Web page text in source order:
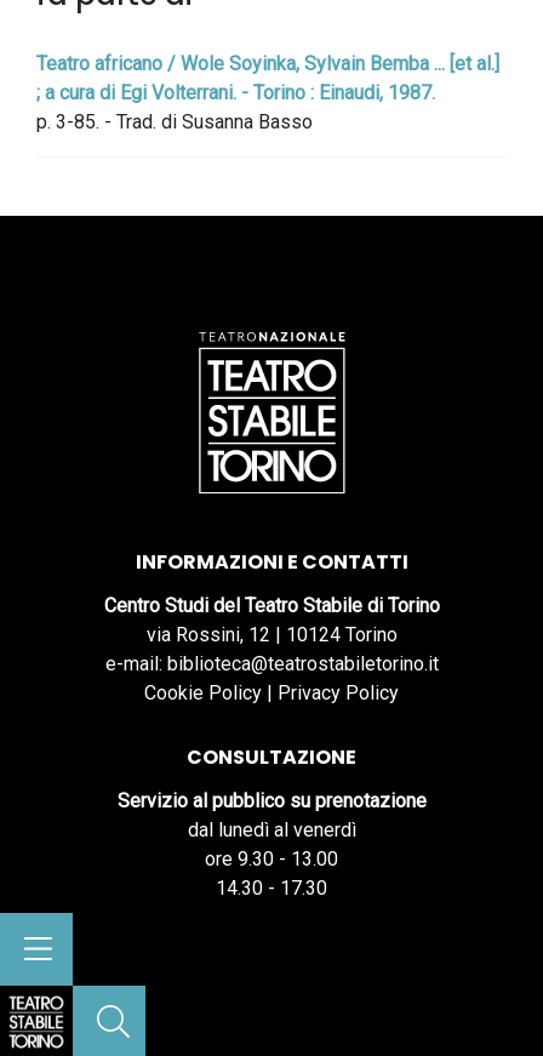
Teatro africano / Wole Soyinka, Sylvain Bemba ... [et al.]
; a cura di Egi Volterrani. - Torino : Einaudi, 1987.
p. 3-85. - Trad. di Susanna Basso
INFORMAZIONI E CONTATTI
Centro Studi del Teatro Stabile di Torino
via Rossini, 12 | 10124 Torino
e-mail: biblioteca@teatrostabiletorino.it
Cookie Policy | Privacy Policy
CONSULTAZIONE
Servizio al pubblico su prenotazione
dal lunedì al venerdì
ore 9.30 - 13.00
14.30 - 17.30